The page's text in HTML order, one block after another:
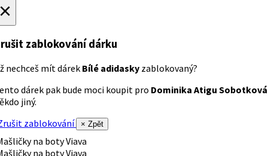
zablokování dárku
nechceš mít dárek Bílé adidasky zablokovaný?
dárek pak bude moci koupit pro Dominika Atigu Sobotková
jiný.
zablokování
× Zpět